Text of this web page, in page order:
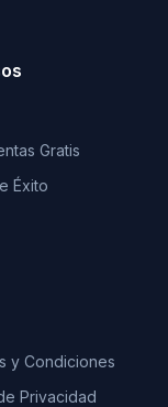
Gratis
Éxito
y Condiciones
Privacidad